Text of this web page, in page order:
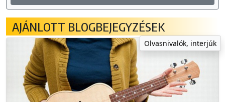
AJÁNLOTT BLOGBEJEGYZÉSEK
Olvasnivalók, interjúk